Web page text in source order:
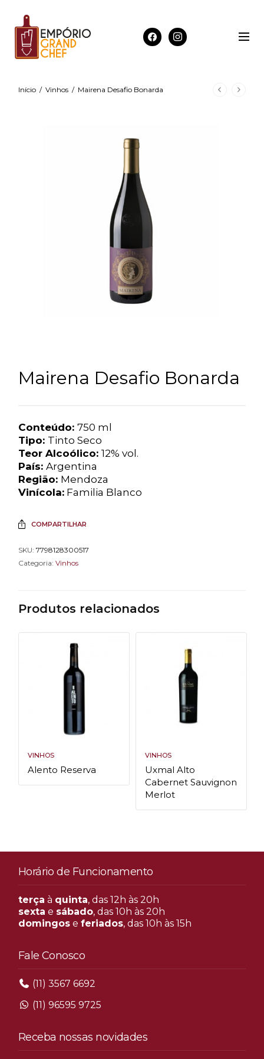
Início / Vinhos / Mairena Desafio Bonarda
Mairena Desafio Bonarda
Conteúdo: 750 ml
Tipo: Tinto Seco
Teor Alcoólico: 12% vol.
País: Argentina
Região: Mendoza
Vinícola:Familia Blanco
COMPARTILHAR
SKU: 7798128300517
Categoria: Vinhos
Produtos relacionados
VINHOS
Alento Reserva
VINHOS
Uxmal Alto
Cabernet Sauvignon
Merlot
Horário de Funcionamento
terça à quinta, das 12h às 20h
sexta e sábado, das 10h às 20h
domingose feriados, das 10h às 15h
Fale Conosco
(11) 3567 6692
(11) 96595 9725
Receba nossas novidades